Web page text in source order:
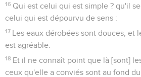
16 Qui est celui qui est simple ? qu'il
celui qui est dépourvu de sens :
17 Les eaux dérobées sont douces, et
est agréable.
18 Et il ne connaît point que là [sont]
ceux qu'elle a conviés sont au fond du